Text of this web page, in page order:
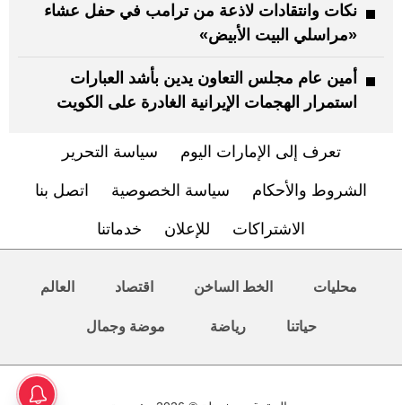
نكات وانتقادات لاذعة من ترامب في حفل عشاء
«مراسلي البيت الأبيض»
أمين عام مجلس التعاون يدين بأشد العبارات
استمرار الهجمات الإيرانية الغادرة على الكويت
تعرف إلى الإمارات اليوم سياسة التحرير
الشروط والأحكام سياسة الخصوصية اتصل بنا
الاشتراكات للإعلان خدماتنا
محليات الخط الساخن اقتصاد العالم
حياتنا رياضة موضة وجمال